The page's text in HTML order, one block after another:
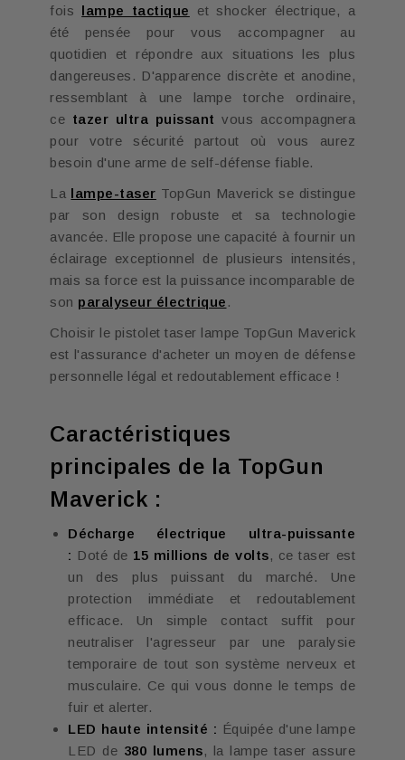
fois lampe tactique
et shocker électrique, a
été pensée pour vous accompagner au
quotidien et répondre aux situations les plus
dangereuses. D'apparence discrète et anodine,
ressemblant à une lampe torche ordinaire,
ce tazer ultra puissant vous accompagnera
pour votre sécurité partout où vous aurez
besoin d'une arme de self-défense fiable.
La lampe-taser TopGun Maverick se distingue
par son design robuste et sa technologie
avancée. Elle propose une capacité à fournir un
éclairage exceptionnel de plusieurs intensités,
mais sa force est la puissance incomparable de
son paralyseur électrique .
Choisir le pistolet taser lampe TopGun Maverick
est l'assurance d'acheter un moyen de défense
personnelle légal et redoutablement efficace !
Caractéristiques
principales de la TopGun
Maverick :
Décharge électrique ultra-puissante
: Doté de 15 millions de volts, ce taser est
un des plus puissant du marché. Une
protection immédiate et redoutablement
efficace. Un simple contact suffit pour
neutraliser l'agresseur par une paralysie
temporaire de tout son système nerveux et
musculaire. Ce qui vous donne le temps de
fuir et alerter.
LED haute intensité : Équipée d'une lampe
LED de 380 lumens, la lampe taser assure